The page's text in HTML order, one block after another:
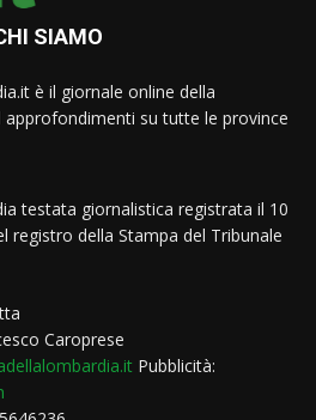
SIAMO
è il giornale online della
su tutte le province
testata giornalistica registrata il 10
registro della Stampa del Tribunale
Caroprese
Pubblicità: